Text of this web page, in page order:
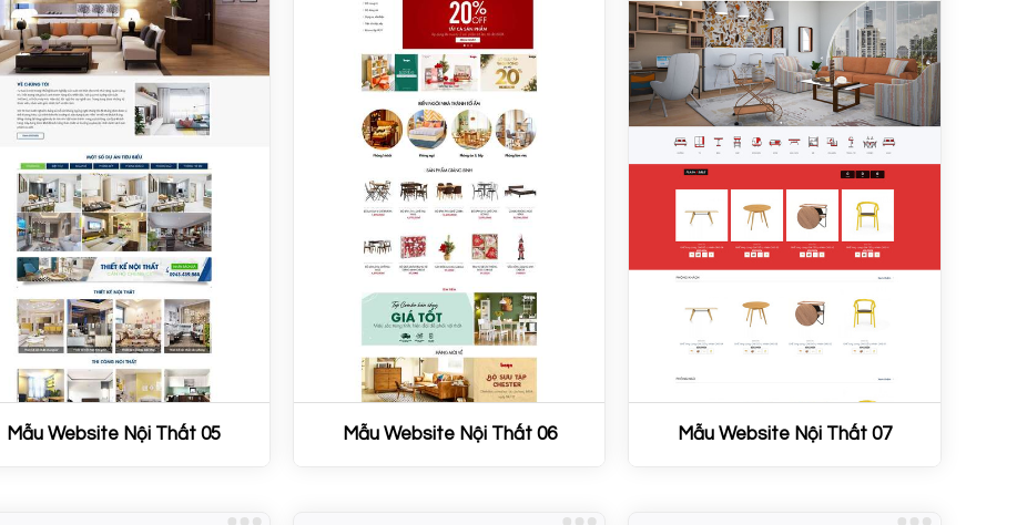
Mẫu Website Nội Thất 05 Mẫu Website Nội Thất 06 Mẫu Website Nội Thất 07